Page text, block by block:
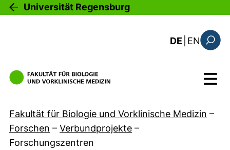
Direkt zum Inhalt
Universität Regensburg
DE EN: this
Menü
Fakultät für Biologie und Vorklinische Medizin –
Forschen – Verbundprojekte –
Forschungszentren